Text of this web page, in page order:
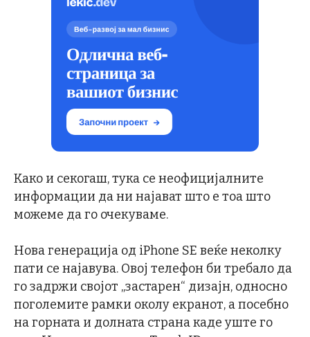
Како и секогаш, тука се неофицијалните
информации да ни најават што е тоа што
можеме да го очекуваме.
Нова генерација од iPhone SE веќе неколку
пати се најавува. Овој телефон би требало да
го задржи својот „застарен“ дизајн, односно
поголемите рамки околу екранот, а посебно
на горната и долната страна каде уште го